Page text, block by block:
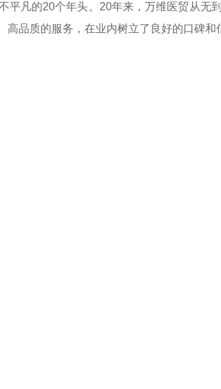
凡的20个年头。20年来，万维医贸从无
品质的服务，在业内树立了良好的口碑和